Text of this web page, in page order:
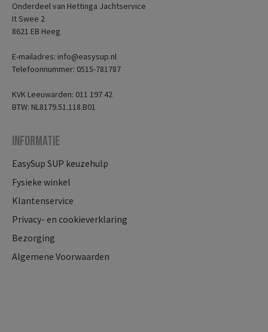
Onderdeel van Hettinga Jachtservice
It Swee 2
8621 EB Heeg
E-mailadres: info@easysup.nl
Telefoonnummer: 0515-781787
KVK Leeuwarden: 011 197 42
BTW: NL8179.51.118.B01
Informatie
EasySup SUP keuzehulp
Fysieke winkel
Klantenservice
Privacy- en cookieverklaring
Bezorging
Algemene Voorwaarden